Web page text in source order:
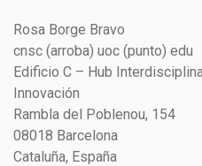
Rosa Borge Bravo
cnsc (arroba) uoc (punto) edu
Edificio C – Hub
Innovación
Rambla del Poblenou, 154
08018 Barcelona
Cataluña, España